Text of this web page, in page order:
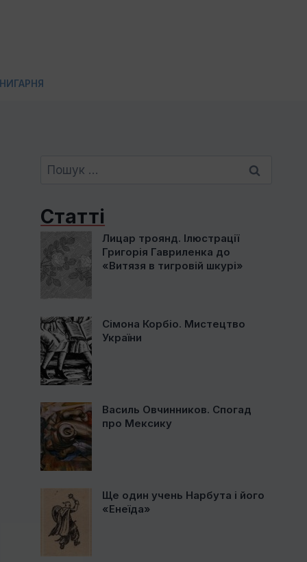
Пошук:
Статті
Лицар троянд. Ілюстрації
Григорія Гавриленка до
«Витязя в тигровій шкурі»
Сімона Корбіо. Мистецтво
України
Василь Овчинников. Спогад
про Мексику
Ще один учень Нарбута і його
«Енеїда»